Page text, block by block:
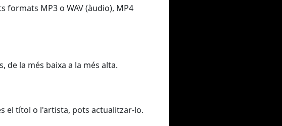
MP3 o WAV (àudio), MP4
la més baixa a la més alta.
el títol o l'artista, pots actualitzar-lo.